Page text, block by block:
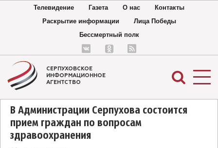
Телевидение Газета О нас
Контакты
Раскрытие информации
Лица Победы
Бессмертный полк
СЕРПУХОВСКОЕ
ИНФОРМАЦИОННОЕ
АГЕНТСТВО
В Администрации Серпухова состоится
прием граждан по вопросам
здравоохранения